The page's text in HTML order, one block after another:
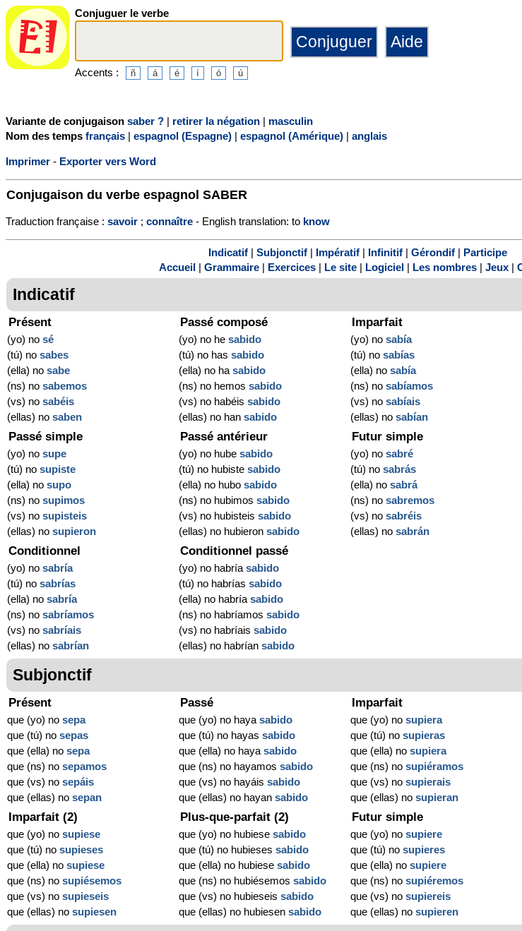
Conjuguer le verbe
Accents :
Variante de conjugaison saber ? | retirer la négation | masculin
Nom des temps français | espagnol (Espagne) | espagnol (Amérique) | anglais
Imprimer - Exporter vers Word
Conjugaison du verbe espagnol SABER
Traduction française : savoir ; connaître - English translation: to know
Indicatif| Subjonctif| Impératif| Infinitif| Gérondif|
Participe
Accueil
Grammaire Exercices Le site Logiciel Les nombres Jeux
Indicatif
Présent
(yo) no sé
(tú) no sabes
(ella) no sabe
(ns) no sabemos
(vs) no sabéis
(ellas) no saben
Passé composé
(yo) no hesabido
(tú) no hassabido
(ella) no hasabido
(ns) no hemossabido
(vs) no habéissabido
(ellas) no hansabido
Imparfait
(yo) nosabía
(tú) nosabías
(ella) nosabía
(ns) nosabíamos
(vs) nosabíais
(ellas) nosabían
Passé simple
(yo) no supe
(tú) no supiste
(ella) no supo
(ns) no supimos
(vs) no supisteis
(ellas) no supieron
Passé antérieur
(yo) no hubesabido
(tú) no hubistesabido
(ella) no hubosabido
(ns) no hubimossabido
(vs) no hubisteissabido
(ellas) no hubieronsabido
Futur simple
(yo) nosabré
(tú) nosabrás
(ella) nosabrá
(ns) nosabremos
(vs) nosabréis
(ellas) nosabrán
Conditionnel
(yo) no sabría
(tú) no sabrías
(ella) no sabría
(ns) no sabríamos
(vs) no sabríais
(ellas) no sabrían
Conditionnel passé
(yo) no habríasabido
(tú) no habríassabido
(ella) no habríasabido
(ns) no habríamossabido
(vs) no habríaissabido
(ellas) no habríansabido
Subjonctif
Présent
que (yo) no sepa
que (tú) no sepas
que (ella) no sepa
que (ns) no sepamos
que (vs) no sepáis
que (ellas) no sepan
Passé
que (yo) no hayasabido
que (tú) no hayassabido
que (ella) no hayasabido
que (ns) no hayamossabido
que (vs) no hayáissabido
que (ellas) no hayansabido
Imparfait
que (yo) nosupiera
que (tú) nosupieras
que (ella) nosupiera
que (ns) nosupiéramos
que (vs) nosupierais
que (ellas) nosupieran
Imparfait (2)
que (yo) no supiese
que (tú) no supieses
que (ella) no supiese
que (ns) no supiésemos
que (vs) no supieseis
que (ellas) no supiesen
Plus-que-parfait (2)
que (yo) no hubiesesabido
que (tú) no hubiesessabido
que (ella) no hubiesesabido
que (ns) no hubiésemossabido
que (vs) no hubieseissabido
que (ellas) no hubiesensabido
Futur simple
que (yo) nosupiere
que (tú) nosupieres
que (ella) nosupiere
que (ns) nosupiéremos
que (vs) nosupiereis
que (ellas) nosupieren